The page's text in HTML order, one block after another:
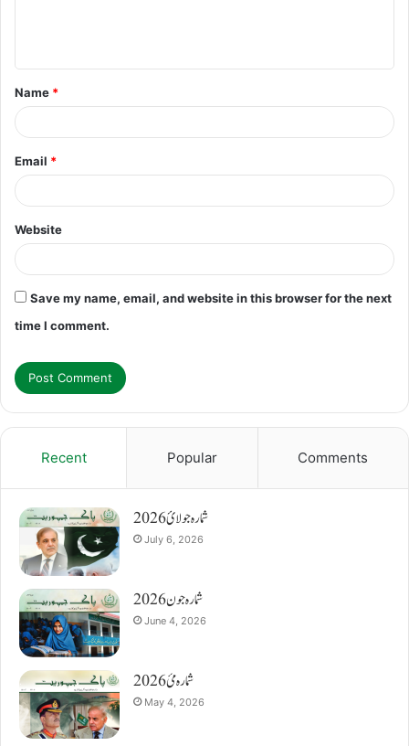
t
*
Name *
Email *
Website
Save my name, email, and website in this browser for the next
time I comment.
Recent Popular Comments
شمارہ جولائ 2026
July 6, 2026
شمارہ جون 2026
June 4, 2026
شمارہ مئ 2026
May 4, 2026